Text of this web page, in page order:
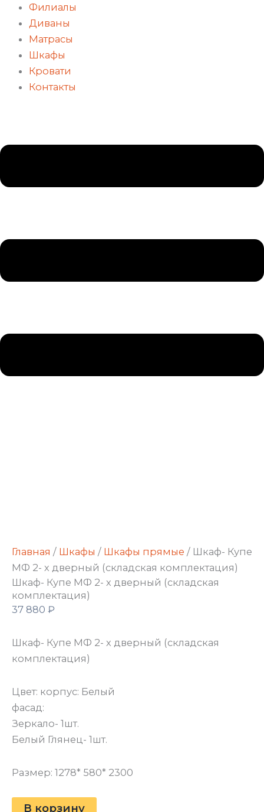
Филиалы
Диваны
Матрасы
Шкафы
Кровати
Контакты
Главная / Шкафы / Шкафы прямые / Шкаф- Купе
МФ 2- х дверный (складская комплектация)
Шкаф- Купе МФ 2- х дверный (складская
комплектация)
37 880 ₽
Шкаф- Купе МФ 2- х дверный (складская
комплектация)
Цвет: корпус: Белый
фасад:
Зеркало- 1шт.
Белый Глянец- 1шт.
Размер: 1278* 580* 2300
В корзину